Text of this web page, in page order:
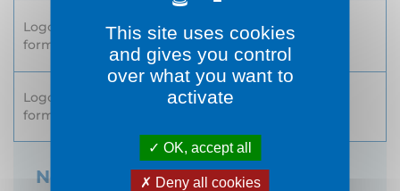
Logo cartouche blanc,
format PNG
Logo cartouche blanc,
format EPS
Nous contacter
This site uses cookies
and gives you control
over what you want to
activate
OK, accept all
Deny all cookies